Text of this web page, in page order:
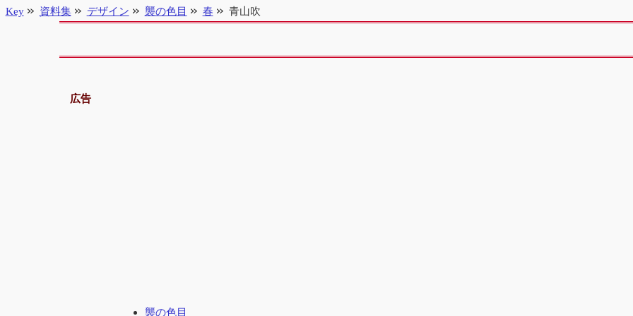
広告
襲の色目
Key 資料集 デザイン 襲の色目 春 青山吹